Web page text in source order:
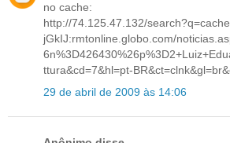
no cache:
http://74.125.47.132/
jGkIJ:rmtonline.globo.com/
ttura&cd=7&hl=pt-
29 de abril de 2009 às 14:06